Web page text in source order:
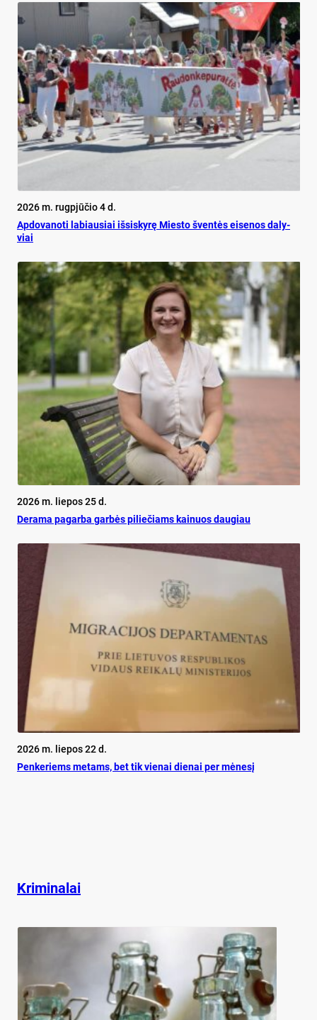
2026 m. rugpjūčio 4 d.
Ap­do­va­no­ti la­biau­siai iš­si­sky­rę Mies­to šven­tės ei­se­nos da­ly­
viai
2026 m. liepos 25 d.
De­ra­ma pa­gar­ba gar­bės pi­lie­čiams kai­nuos dau­giau
2026 m. liepos 22 d.
Pen­ke­riems me­tams, bet tik vie­nai die­nai per mė­ne­sį
Kriminalai